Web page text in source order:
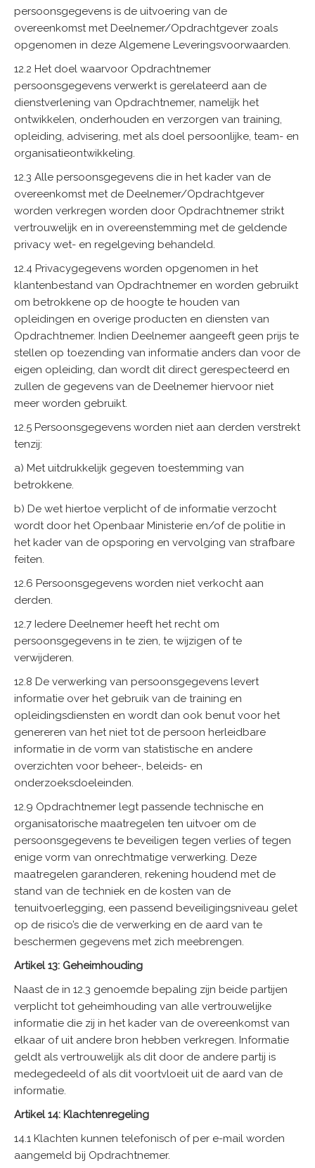
persoonsgegevens is de uitvoering van de
overeenkomst met Deelnemer/Opdrachtgever zoals
opgenomen in deze Algemene Leveringsvoorwaarden.
12.2 Het doel waarvoor Opdrachtnemer
persoonsgegevens verwerkt is gerelateerd aan de
dienstverlening van Opdrachtnemer, namelijk het
ontwikkelen, onderhouden en verzorgen van training,
opleiding, advisering, met als doel persoonlijke, team- en
organisatieontwikkeling.
12.3 Alle persoonsgegevens die in het kader van de
overeenkomst met de Deelnemer/Opdrachtgever
worden verkregen worden door Opdrachtnemer strikt
vertrouwelijk en in overeenstemming met de geldende
privacy wet- en regelgeving behandeld.
12.4 Privacygegevens worden opgenomen in het
klantenbestand van Opdrachtnemer en worden gebruikt
om betrokkene op de hoogte te houden van
opleidingen en overige producten en diensten van
Opdrachtnemer. Indien Deelnemer aangeeft geen prijs te
stellen op toezending van informatie anders dan voor de
eigen opleiding, dan wordt dit direct gerespecteerd en
zullen de gegevens van de Deelnemer hiervoor niet
meer worden gebruikt.
12.5 Persoonsgegevens worden niet aan derden verstrekt
tenzij:
a) Met uitdrukkelijk gegeven toestemming van
betrokkene.
b) De wet hiertoe verplicht of de informatie verzocht
wordt door het Openbaar Ministerie en/of de politie in
het kader van de opsporing en vervolging van strafbare
feiten.
12.6 Persoonsgegevens worden niet verkocht aan
derden.
12.7 Iedere Deelnemer heeft het recht om
persoonsgegevens in te zien, te wijzigen of te
verwijderen.
12.8 De verwerking van persoonsgegevens levert
informatie over het gebruik van de training en
opleidingsdiensten en wordt dan ook benut voor het
genereren van het niet tot de persoon herleidbare
informatie in de vorm van statistische en andere
overzichten voor beheer-, beleids- en
onderzoeksdoeleinden.
12.9 Opdrachtnemer legt passende technische en
organisatorische maatregelen ten uitvoer om de
persoonsgegevens te beveiligen tegen verlies of tegen
enige vorm van onrechtmatige verwerking. Deze
maatregelen garanderen, rekening houdend met de
stand van de techniek en de kosten van de
tenuitvoerlegging, een passend beveiligingsniveau gelet
op de risico’s die de verwerking en de aard van te
beschermen gegevens met zich meebrengen.
Artikel 13: Geheimhouding
Naast de in 12.3 genoemde bepaling zijn beide partijen
verplicht tot geheimhouding van alle vertrouwelijke
informatie die zij in het kader van de overeenkomst van
elkaar of uit andere bron hebben verkregen. Informatie
geldt als vertrouwelijk als dit door de andere partij is
medegedeeld of als dit voortvloeit uit de aard van de
informatie.
Artikel 14: Klachtenregeling
14.1 Klachten kunnen telefonisch of per e-mail worden
aangemeld bij Opdrachtnemer.